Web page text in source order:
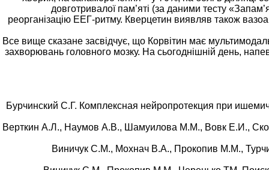
довготривалої пам’яті (за даними тесту
реорганізацію ЕЕГ-ритму. Кверцетин виявляв також
Все вище сказане засвідчує, що Корвітин має
захворювань головного мозку. На сьогоднішній день,
2. Бурчинский С.Г. Комплексная нейропротекция при
3. Верткин А.Л., Наумов А.В., Шамуилова М.М., Вовк Е.И.,
4. Виничук С.М., Мохнач В.А., Прокопив М.М.,